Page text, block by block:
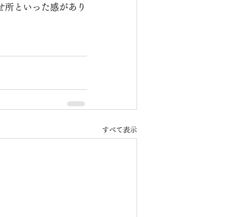
といった感があり
すべて表示